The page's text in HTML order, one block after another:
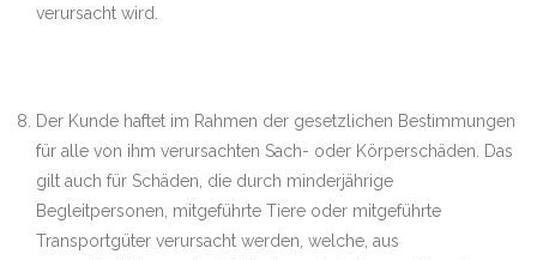
verursacht wird.
Der Kunde haftet im Rahmen der gesetzlichen Bestimmungen
für alle von ihm verursachten Sach- oder Körperschäden. Das
gilt auch für Schäden, die durch minderjährige
Begleitpersonen, mitgeführte Tiere oder mitgeführte
Transportgüter verursacht werden, welche, aus